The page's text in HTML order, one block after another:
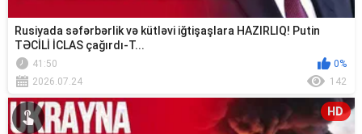
Rusiyada səfərbərlik və kütləvi iğtişaşlara HAZIRLIQ! Putin
TƏCİLİ İCLAS çağırdı-T...
41:50
0%
2026.07.24
142
HD